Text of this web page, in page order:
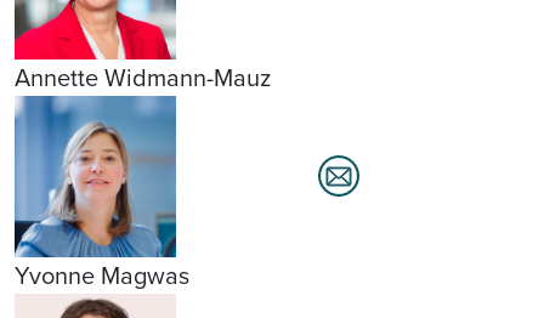
Annette Widmann-Mauz
Yvonne Magwas